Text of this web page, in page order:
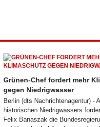
Grünen-Chef fordert mehr
gegen Niedrigwasser
Berlin (dts Nachrichtenagentur) -
historischen Niedrigwassers
Felix Banaszak die